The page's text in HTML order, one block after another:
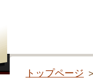
トップページ